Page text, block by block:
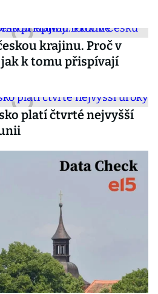
krajinu. Proč v
jak k tomu přispívají
platí čtvrté nejvyšší